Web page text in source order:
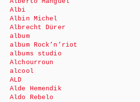
Albi
Albin Michel
Albrecht Dürer
album
album Rock’n’riot
albums studio
Alchourroun
alcool
ALD
Alde Hemendik
Aldo Rebelo